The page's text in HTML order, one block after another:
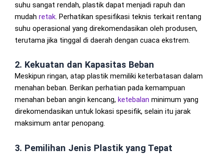
suhu sangat rendah, plastik dapat menjadi rapuh dan
mudah retak. Perhatikan spesifikasi teknis terkait rentang
suhu operasional yang direkomendasikan oleh produsen,
terutama jika tinggal di daerah dengan cuaca ekstrem.
2. Kekuatan dan Kapasitas Beban
Meskipun ringan, atap plastik memiliki keterbatasan dalam
menahan beban. Berikan perhatian pada kemampuan
menahan beban angin kencang, ketebalan minimum yang
direkomendasikan untuk lokasi spesifik, selain itu jarak
maksimum antar penopang.
3. Pemilihan Jenis Plastik yang Tepat